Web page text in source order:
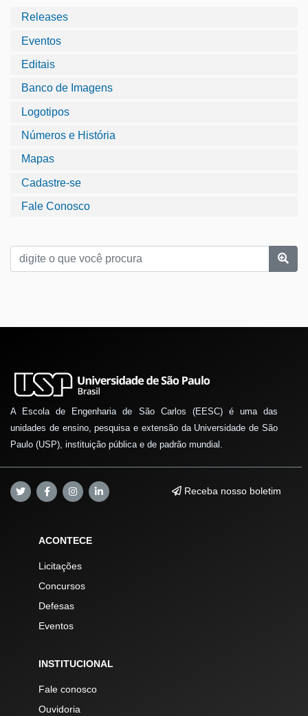
Releases
Eventos
Editais
Banco de Imagens
Logotipos
Números e História
Mapas
Cadastre-se
Fale Conosco
A Escola de Engenharia de São Carlos (EESC) é uma das
unidades de ensino, pesquisa e extensão da Universidade de São
Paulo (USP), instituição pública e de padrão mundial.
Receba nosso boletim
ACONTECE
Licitações
Concursos
Defesas
Eventos
INSTITUCIONAL
Fale conosco
Ouvidoria